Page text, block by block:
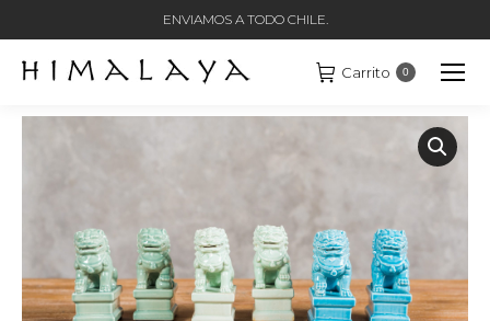
ENVIAMOS A TODO CHILE.
Carrito 0